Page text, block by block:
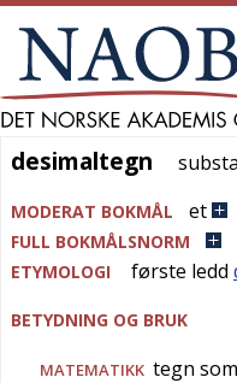
desimaltegn
desimaltegn
MODERAT BOKMÅL et
FULL BOKMÅLSNORM
ETYMOLOGI
første ledd
BETYDNING OG BRUK
MATEMATIKK tegn